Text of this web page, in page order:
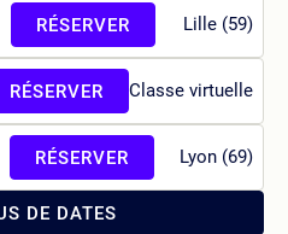
Lille (59)
RÉSERVER
Classe virtuelle
RÉSERVER
Lyon (69)
RÉSERVER
DE DATES